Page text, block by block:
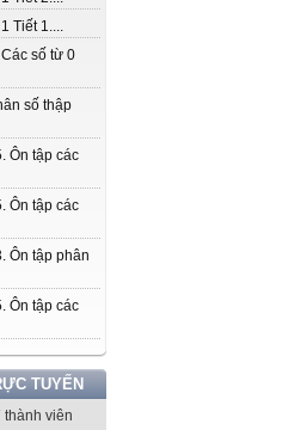
Tiết 1....
số từ 0
số thập
Ôn tập các
Ôn tập các
Ôn tập phân
Ôn tập các
TUYẾN
thành viên